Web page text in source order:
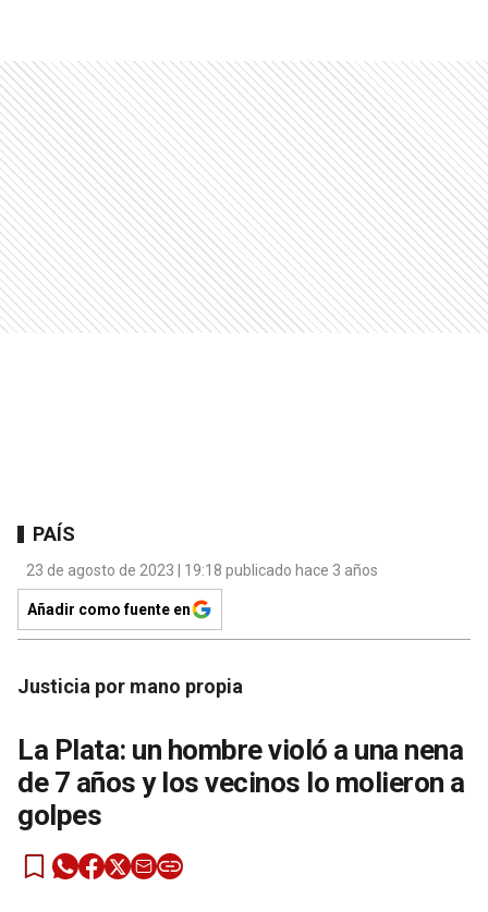
PAÍS
23 de agosto de 2023 | 19:18 publicado hace 3 años
Añadir como fuente en
Justicia por mano propia
La Plata: un hombre violó a una nena
de 7 años y los vecinos lo molieron a
golpes